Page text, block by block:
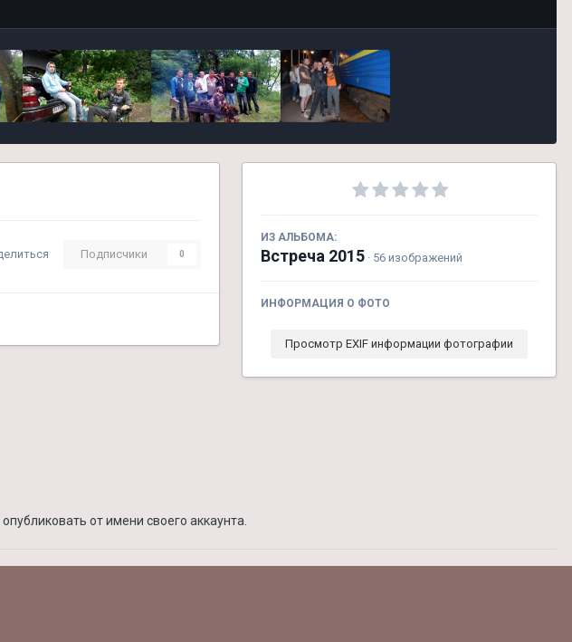
Подписчики 0
ИЗ АЛЬБОМА:
Встреча 2015 · 56 изображений
ИНФОРМАЦИЯ О ФОТО
Просмотр EXIF информации фотографии
от имени своего аккаунта.